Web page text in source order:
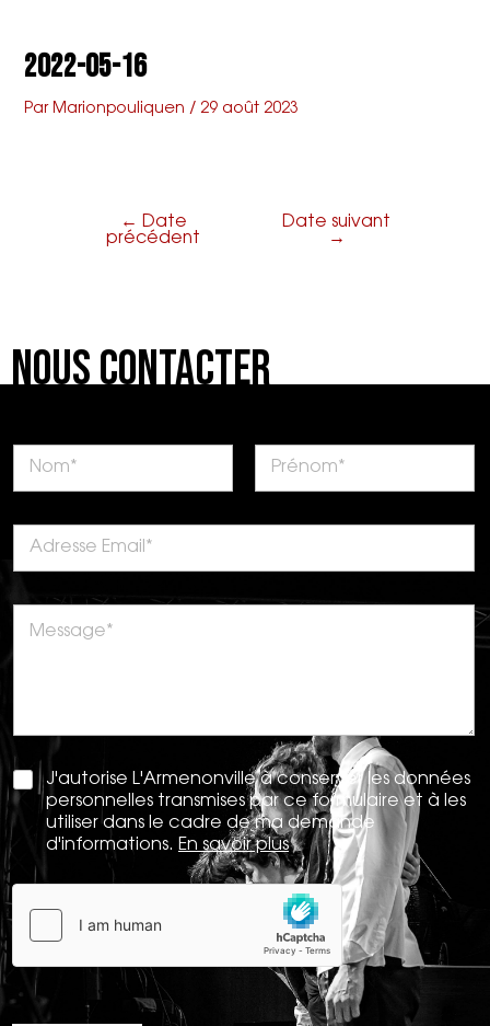
contenu
2022-05-16
Par Marionpouliquen / 29 août 2023
l’article
← Date
précédent
Date suivant
→
Nous Contacter
J'autorise L'Armenonville à conserver les données
personnelles transmises par ce formulaire et à les
utiliser dans le cadre de ma demande
d'informations. En savoir plus